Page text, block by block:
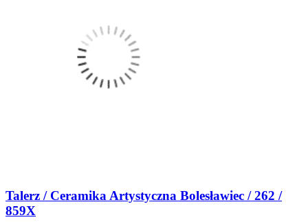
Talerz / Ceramika Artystyczna Bolesławiec / 262 /
859X